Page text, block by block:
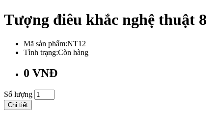
Tượng điêu khắc nghệ thuật 8
Mã sản phẩm:NT12
Tình trạng:Còn hàng
0 VNĐ
Số lượng
Chi tiết